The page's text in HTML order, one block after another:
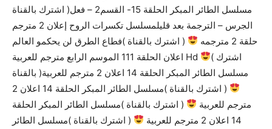
اشترك بالقناة )مسلسل الطائر المبكر الحلقة 15- القسم2 – فعل
الجرس – الترجمة بعد قليلمسلسل تكسرات الروح إعلان 2 مترجم
حلقة 2 مترجمه
( اشترك بالقناة )فطاع الطرق لن يحكمو العالم
اعلان الحلقة 111 الموسم الرابع مترجم للعربية Hd
( اشترك
بالقناة )مسلسل الطائر المبكر الحلقة 14 اعلان 2 مترجم للعربية
( اشترك بالقناة )مسلسل الطائر المبكر الحلقة 14 اعلان 2
مترجم للعربية
( اشترك بالقناة )مسلسل الطائر المبكر الحلقة
14 اعلان 2 مترجم للعربية
( اشترك بالقناة )مسلسل الطائر